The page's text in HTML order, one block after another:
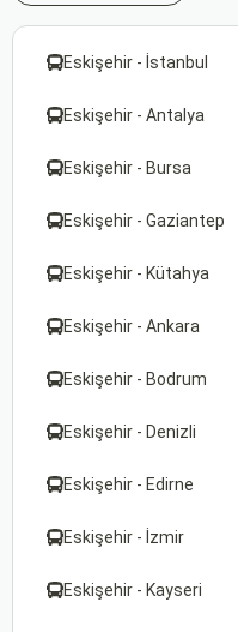
Eskişehir - İstanbul
Eskişehir - Antalya
Eskişehir - Bursa
Eskişehir - Gaziantep
Eskişehir - Kütahya
Eskişehir - Ankara
Eskişehir - Bodrum
Eskişehir - Denizli
Eskişehir - Edirne
Eskişehir - İzmir
Eskişehir - Kayseri